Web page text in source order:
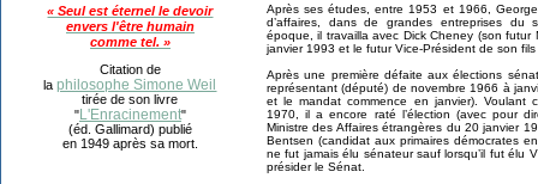
« Seul est éternel le devoir
envers l'être humain
comme tel. »
Citation de
laphilosophe Simone Weil
tirée de son livre
"L'Enracinement"
(éd. Gallimard) publié
en 1949 après sa mort.
Après ses études, entre 1953 et 1966,
d’affaires, dans de grandes entreprises du
époque, il travailla avec Dick Cheney (son
janvier 1993 et le futur Vice-Président de son
Après une première défaite aux élections
représentant (député) de novembre 1966 à
et le mandat commence en janvier). Voulant
1970, il a encore raté l’élection (avec pour
Ministre des Affaires étrangères du 20 janvier
Bentsen (candidat aux primaires démocrates
ne fut jamais élu sénateur sauf lorsqu’il fut élu
présider le Sénat.